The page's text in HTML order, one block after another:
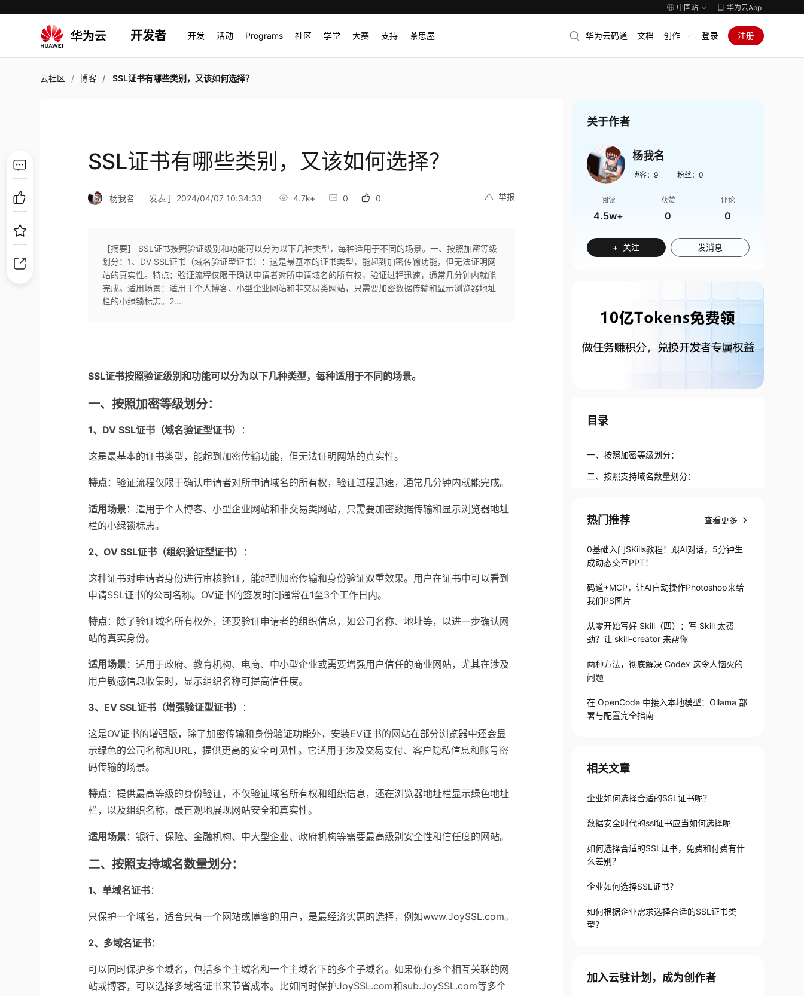
中国站 华为云App
开发者 开发 活动 Programs 社区 学堂 大赛 支持 茶思屋 华为云码道 文档 创作 登录 注册
云社区 博客 SSL证书有哪些类别，又该如何选择？
SSL证书有哪些类别，又该如何选择？
举报
杨我名 发表于 2024/04/07 10:34:33 4.7k+ 0 0
【摘要】 SSL证书按照验证级别和功能可以分为以下几种类型，每种适用于不同的场景。一、按照加密等级
划分：1、DV SSL证书（域名验证型证书）：这是最基本的证书类型，能起到加密传输功能，但无法证明网
站的真实性。特点：验证流程仅限于确认申请者对所申请域名的所有权，验证过程迅速，通常几分钟内就能
完成。适用场景：适用于个人博客、小型企业网站和非交易类网站，只需要加密数据传输和显示浏览器地址
栏的小绿锁标志。2...
SSL证书按照验证级别和功能可以分为以下几种类型，每种适用于不同的场景。
一、按照加密等级划分：
1、DV SSL证书（域名验证型证书） ：
这是最基本的证书类型，能起到加密传输功能，但无法证明网站的真实性。
特点：验证流程仅限于确认申请者对所申请域名的所有权，验证过程迅速，通常几分钟内就能完成。
适用场景：适用于个人博客、小型企业网站和非交易类网站，只需要加密数据传输和显示浏览器地址
栏的小绿锁标志。
2、OV SSL证书（组织验证型证书） ：
这种证书对申请者身份进行审核验证，能起到加密传输和身份验证双重效果。用户在证书中可以看到
申请SSL证书的公司名称。OV证书的签发时间通常在1至3个工作日内。
特点：除了验证域名所有权外，还要验证申请者的组织信息，如公司名称、地址等，以进一步确认网
站的真实身份。
适用场景：适用于政府、教育机构、电商、中小型企业或需要增强用户信任的商业网站，尤其在涉及
用户敏感信息收集时，显示组织名称可提高信任度。
3、EV SSL证书（增强验证型证书） ：
这是OV证书的增强版，除了加密传输和身份验证功能外，安装EV证书的网站在部分浏览器中还会显
示绿色的公司名称和URL，提供更高的安全可见性。它适用于涉及交易支付、客户隐私信息和账号密
码传输的场景。
特点：提供最高等级的身份验证，不仅验证域名所有权和组织信息，还在浏览器地址栏显示绿色地址
栏，以及组织名称，最直观地展现网站安全和真实性。
适用场景：银行、保险、金融机构、中大型企业、政府机构等需要最高级别安全性和信任度的网站。
二、按照支持域名数量划分：
1、单域名证书：
只保护一个域名，适合只有一个网站或博客的用户，是最经济实惠的选择，例如www.JoySSL.com。
2、多域名证书：
可以同时保护多个域名，包括多个主域名和一个主域名下的多个子域名。如果你有多个相互关联的网
站或博客，可以选择多域名证书来节省成本。比如同时保护JoySSL.com和sub.JoySSL.com等多个
关于作者
杨我名
博客： 9 粉丝： 0
阅读
4.5w+
获赞
0
评论
0
+ 关注 发消息
目录
一、按照加密等级划分：
二、按照支持域名数量划分：
热门推荐 查看更多
0基础入门SKills教程！跟AI对话，5分钟生
成动态交互PPT！
码道+MCP，让AI自动操作Photoshop来给
我们PS图片
从零开始写好 Skill（四）：写 Skill 太费
劲？让 skill-creator 来帮你
两种方法，彻底解决 Codex 这令人恼火的
问题
在 OpenCode 中接入本地模型：Ollama 部
署与配置完全指南
相关文章
企业如何选择合适的SSL证书呢？
数据安全时代的ssl证书应当如何选择呢
如何选择合适的SSL证书，免费和付费有什
么差别？
企业如何选择SSL证书？
如何根据企业需求选择合适的SSL证书类
型？
加入云驻计划，成为创作者